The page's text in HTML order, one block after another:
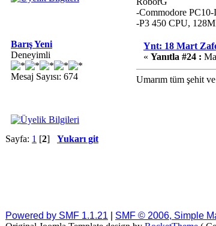
-Commodore
-P3 450 CPU,
Barış Yeni
Deneyimli
Mesaj Sayısı: 674
Ynt: 18 Mart
« Yanıtla #24 :
Umarım tüm şehit
Sayfa: 1 [2] Yukarı git
Powered by SMF 1.1.21
SMF © 2006, Simple